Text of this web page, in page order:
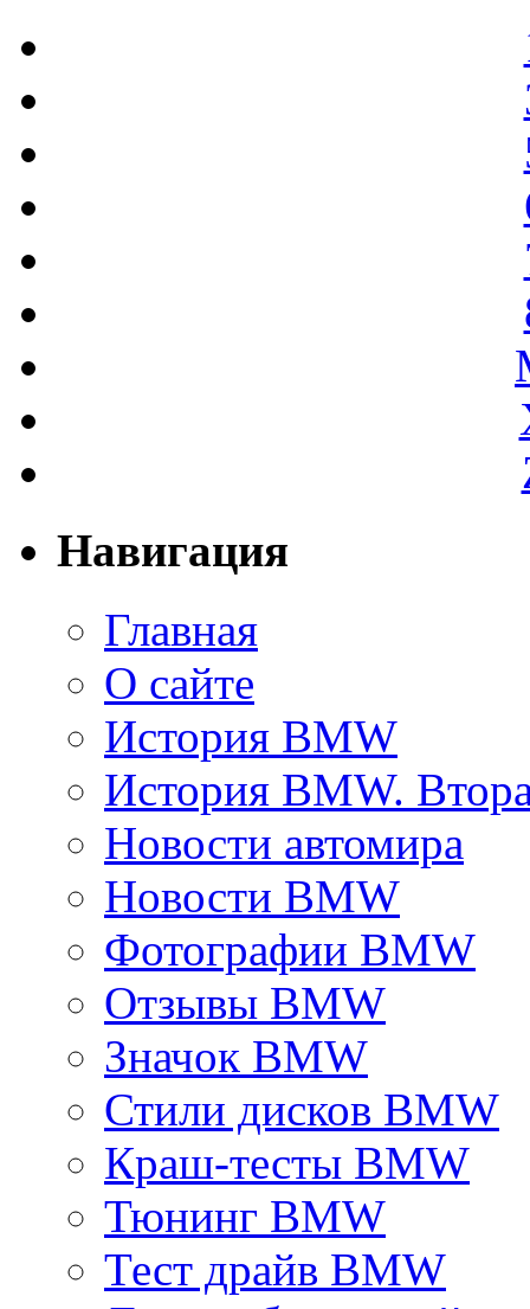
Навигация
Главная
О сайте
История BMW
История BMW.
Новости автомира
Новости BMW
Фотографии BMW
Отзывы BMW
Значок BMW
Стили дисков BMW
Краш-тесты BMW
Тюнинг BMW
Тест драйв BMW